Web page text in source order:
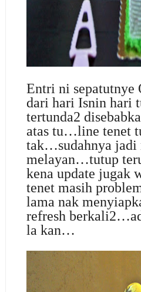
Entri ni sepatutnye
dari hari Isnin hari
tertunda2
atas tu…line tenet
tak…sudahnya jadi
melayan…tutup
kena update jugak
tenet masih
lama nak
refresh
la kan…